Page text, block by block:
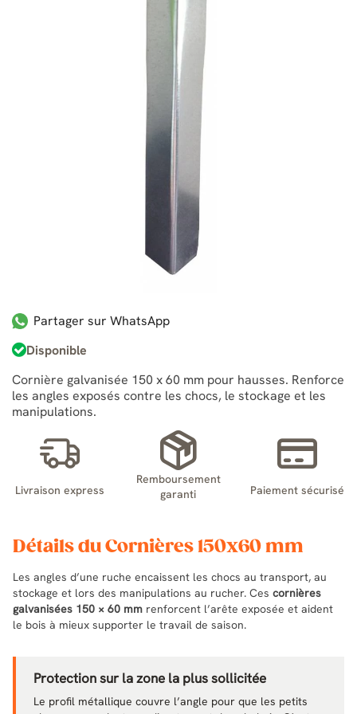
Partager sur WhatsApp
Disponible
Cornière galvanisée 150 x 60 mm pour hausses. Renforce
les angles exposés contre les chocs, le stockage et les
manipulations.
Livraison express
Remboursement
garanti
Paiement sécurisé
Détails du Cornières 150x60 mm
Les angles d’une ruche encaissent les chocs au transport, au
stockage et lors des manipulations au rucher. Ces cornières
galvanisées 150 × 60 mm renforcent l’arête exposée et aident
le bois à mieux supporter le travail de saison.
Protection sur la zone la plus sollicitée
Le profil métallique couvre l’angle pour que les petits